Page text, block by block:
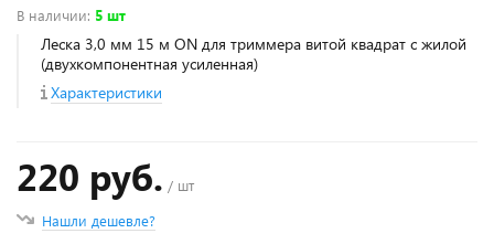
В наличии: 5 шт
Леска 3,0 мм 15 м ON для триммера витой квадрат с жилой
(двухкомпонентная усиленная)
Характеристики
220 руб. / шт
Нашли дешевле?